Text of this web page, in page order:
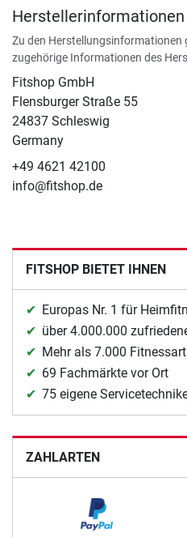
Herstellerinformationen
Zu den Herstellungsinformationen
zugehörige Informationen des
Fitshop GmbH
Flensburger Straße 55
24837 Schleswig
Germany
+49 4621 42100
info@fitshop.de
FITSHOP BIETET IHNEN
Europas Nr. 1 für
über 4.000.000
Mehr als 7.000
69 Fachmärkte vor Ort
75 eigene
ZAHLARTEN